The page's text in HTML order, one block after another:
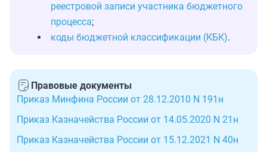
реестровой записи участника бюджетного
процесса;
коды бюджетной классификации (КБК).
Правовые документы
Приказ Минфина России от 28.12.2010 N 191н
Приказ Казначейства России от 14.05.2020 N 21н
Приказ Казначейства России от 15.12.2021 N 40н